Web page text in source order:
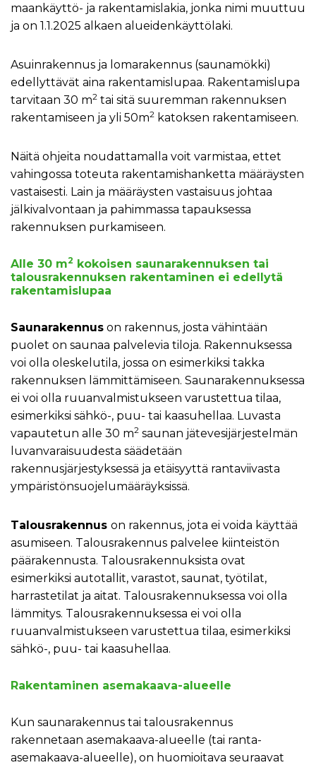
maankäyttö- ja rakentamislakia, jonka nimi muuttuu
ja on 1.1.2025 alkaen alueidenkäyttölaki.
Asuinrakennus ja lomarakennus (saunamökki)
edellyttävät aina rakentamislupaa. Rakentamislupa
tarvitaan 30 m2 tai sitä suuremman rakennuksen
rakentamiseen ja yli 50m2 katoksen rakentamiseen.
Näitä ohjeita noudattamalla voit varmistaa, ettet
vahingossa toteuta rakentamishanketta määräysten
vastaisesti. Lain ja määräysten vastaisuus johtaa
jälkivalvontaan ja pahimmassa tapauksessa
rakennuksen purkamiseen.
Alle 30 m2 kokoisen saunarakennuksen tai
talousrakennuksen rakentaminen ei edellytä
rakentamislupaa
Saunarakennus on rakennus, josta vähintään
puolet on saunaa palvelevia tiloja. Rakennuksessa
voi olla oleskelutila, jossa on esimerkiksi takka
rakennuksen lämmittämiseen. Saunarakennuksessa
ei voi olla ruuanvalmistukseen varustettua tilaa,
esimerkiksi sähkö-, puu- tai kaasuhellaa. Luvasta
vapautetun alle 30 m2 saunan jätevesijärjestelmän
luvanvaraisuudesta säädetään
rakennusjärjestyksessä ja etäisyyttä rantaviivasta
ympäristönsuojelumääräyksissä.
Talousrakennus on rakennus, jota ei voida käyttää
asumiseen. Talousrakennus palvelee kiinteistön
päärakennusta. Talousrakennuksista ovat
esimerkiksi autotallit, varastot, saunat, työtilat,
harrastetilat ja aitat. Talousrakennuksessa voi olla
lämmitys. Talousrakennuksessa ei voi olla
ruuanvalmistukseen varustettua tilaa, esimerkiksi
sähkö-, puu- tai kaasuhellaa.
Rakentaminen asemakaava-alueelle
Kun saunarakennus tai talousrakennus
rakennetaan asemakaava-alueelle (tai ranta-
asemakaava-alueelle), on huomioitava seuraavat